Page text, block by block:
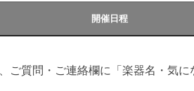
ご質問・ご連絡欄に「楽器名・気に